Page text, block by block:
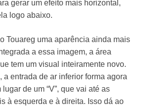
gerar um efeito mais horizontal,
logo abaixo.
Touareg uma aparência ainda mais
a essa imagem, a área
tem um visual inteiramente novo.
a entrada de ar inferior forma agora
lugar de um “V”, que vai até as
à esquerda e à direita. Isso dá ao